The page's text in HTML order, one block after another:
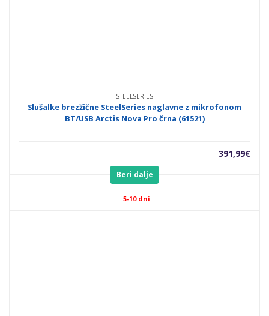
STEELSERIES
Slušalke brezžične SteelSeries naglavne z mikrofonom
BT/USB Arctis Nova Pro črna (61521)
391,99€
Beri dalje
5-10 dni